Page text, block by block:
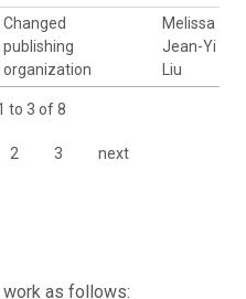
Changed
publishing
organization
Melissa
Jean-Yi
Liu
to 3 of 8
2 3 next
as follows: